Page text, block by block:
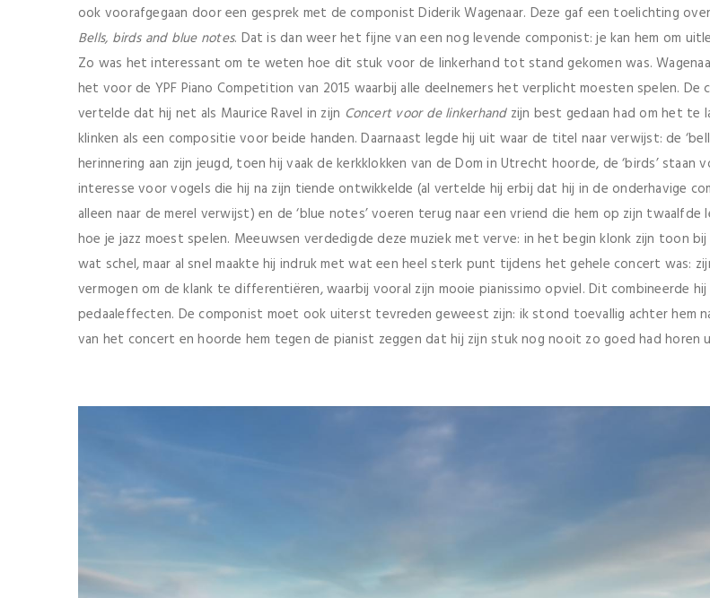
ook voorafgegaan door een gesprek met de componist Diderik Wagenaar. Deze gaf een toelichting
Bells, birds and blue notes. Dat is dan weer het fijne van een nog levende componist: je kan hem om
Zo was het interessant om te weten hoe dit stuk voor de linkerhand tot stand gekomen was.
het voor de YPF Piano Competition van 2015 waarbij alle deelnemers het verplicht moesten spelen. De
vertelde dat hij net als Maurice Ravel in zijn Concert voor de linkerhandzijn best gedaan had om het te
klinken als een compositie voor beide handen. Daarnaast legde hij uit waar de titel naar verwijst: de
herinnering aan zijn jeugd, toen hij vaak de kerkklokken van de Dom in Utrecht hoorde, de ‘birds’ staan
interesse voor vogels die hij na zijn tiende ontwikkelde (al vertelde hij erbij dat hij in de onderhavige
alleen naar de merel verwijst) en de ‘blue notes’ voeren terug naar een vriend die hem op zijn twaalfde
hoe je jazz moest spelen. Meeuwsen verdedigde deze muziek met verve: in het begin klonk zijn toon bij
wat schel, maar al snel maakte hij indruk met wat een heel sterk punt tijdens het gehele concert was:
vermogen om de klank te differentiëren, waarbij vooral zijn mooie pianissimo opviel. Dit combineerde
pedaaleffecten. De componist moet ook uiterst tevreden geweest zijn: ik stond toevallig achter hem
van het concert en hoorde hem tegen de pianist zeggen dat hij zijn stuk nog nooit zo goed had horen